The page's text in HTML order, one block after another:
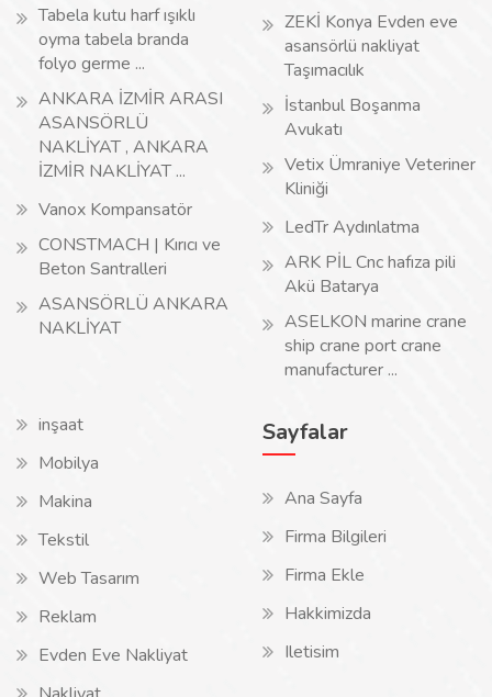
Tabela kutu harf ışıklı
oyma tabela branda
folyo germe ...
ANKARA İZMİR ARASI
ASANSÖRLÜ
NAKLİYAT , ANKARA
İZMİR NAKLİYAT ...
Vanox Kompansatör
CONSTMACH | Kırıcı ve
Beton Santralleri
ASANSÖRLÜ ANKARA
NAKLİYAT
ZEKİ Konya Evden eve
asansörlü nakliyat
Taşımacılık
İstanbul Boşanma
Avukatı
Vetix Ümraniye Veteriner
Kliniği
LedTr Aydınlatma
ARK PİL Cnc hafıza pili
Akü Batarya
ASELKON marine crane
ship crane port crane
manufacturer ...
inşaat
Mobilya
Makina
Tekstil
Web Tasarım
Reklam
Evden Eve Nakliyat
Sayfalar
Ana Sayfa
Firma Bilgileri
Firma Ekle
Hakkimizda
Iletisim